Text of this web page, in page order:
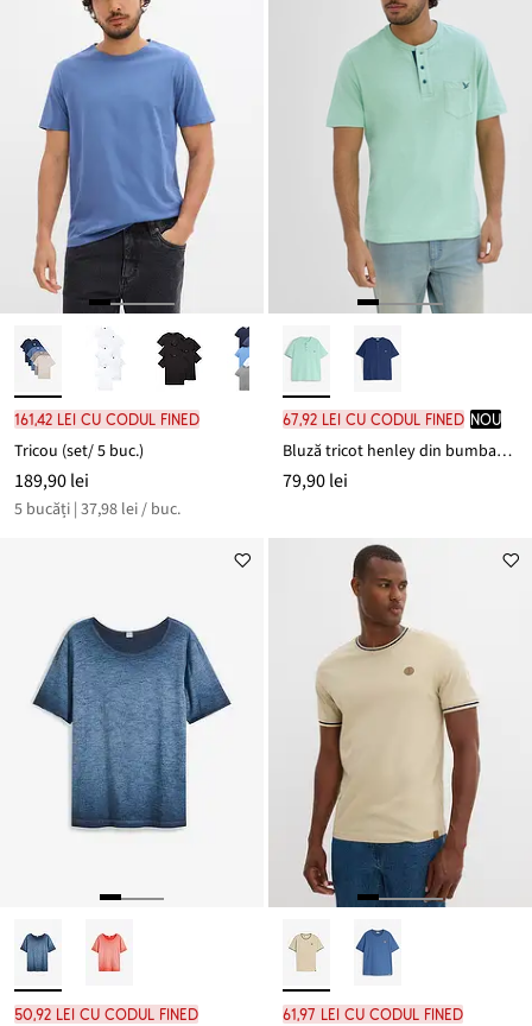
161,42 lei cu codul FINED
Tricou (set/ 5 buc.)
189,90 lei
5 bucăți | 37,98 lei / buc.
67,92 lei cu codul FINED nou
Bluză tricot henley din bumbac organic 100%
79,90 lei
50,92 lei cu codul FINED 61,97 lei cu codul FINED